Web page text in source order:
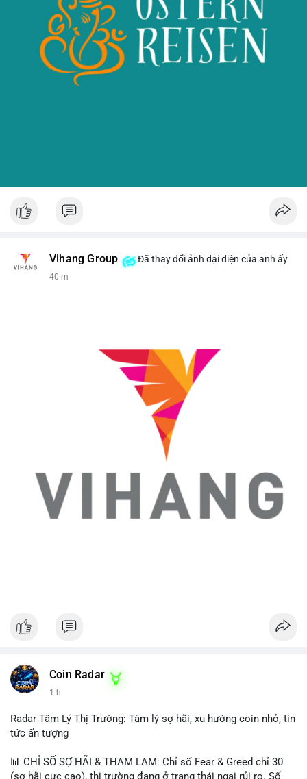
Vihang Group Đã thay đổi ảnh đại diện của anh ấy
40 m
Coin Radar
1 h
Radar Tâm Lý Thị Trường: Tâm lý sợ hãi, xu hướng coin nhỏ, tin
tức ấn tượng
📊 CHỈ SỐ SỢ HÃI & THAM LAM: Chỉ số Fear & Greed chỉ 30
(sợ hãi cực cao), thị trường đang ở trạng thái ngại rủi ro. Số